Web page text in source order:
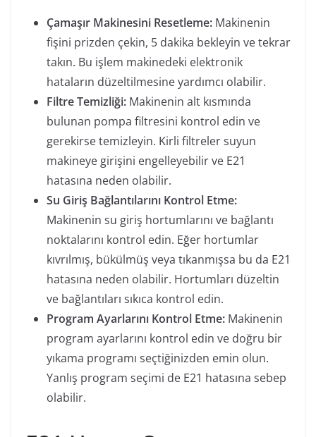
Çamaşır Makinesini Resetleme: Makinenin
fişini prizden çekin, 5 dakika bekleyin ve tekrar
takın. Bu işlem makinedeki elektronik
hataların düzeltilmesine yardımcı olabilir.
Filtre Temizliği: Makinenin alt kısmında
bulunan pompa filtresini kontrol edin ve
gerekirse temizleyin. Kirli filtreler suyun
makineye girişini engelleyebilir ve E21
hatasına neden olabilir.
Su Giriş Bağlantılarını Kontrol Etme:
Makinenin su giriş hortumlarını ve bağlantı
noktalarını kontrol edin. Eğer hortumlar
kıvrılmış, bükülmüş veya tıkanmışsa bu da E21
hatasına neden olabilir. Hortumları düzeltin
ve bağlantıları sıkıca kontrol edin.
Program Ayarlarını Kontrol Etme: Makinenin
program ayarlarını kontrol edin ve doğru bir
yıkama programı seçtiğinizden emin olun.
Yanlış program seçimi de E21 hatasına sebep
olabilir.